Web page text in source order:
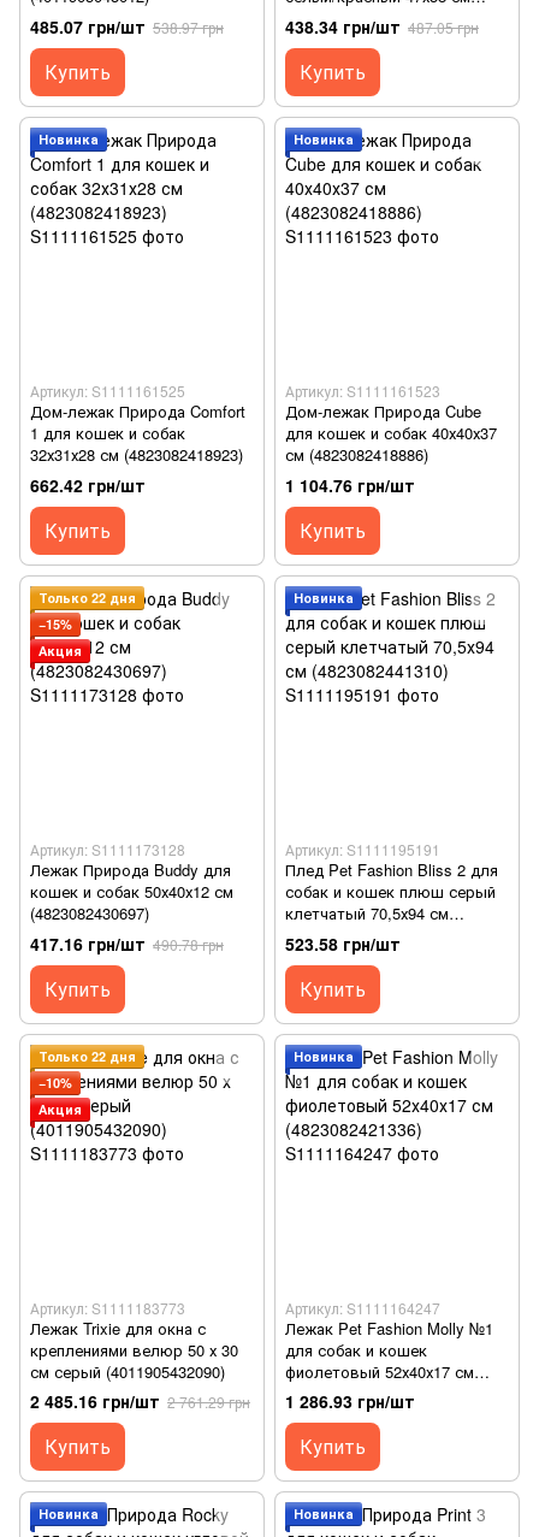
485.07 грн/шт 538.97 грн
Купить
(4011905028637)
438.34 грн/шт 487.05 грн
Купить
Новинка
Артикул: S1111161525
Дом-лежак Природа Comfort
1 для кошек и собак
32х31х28 см (4823082418923)
662.42 грн/шт
Купить
Новинка
Артикул: S1111161523
Дом-лежак Природа Cube
для кошек и собак 40х40х37
см (4823082418886)
1 104.76 грн/шт
Купить
Только 22 дня
−15%
Акция
Артикул: S1111173128
Лежак Природа Buddy для
кошек и собак 50х40х12 см
(4823082430697)
417.16 грн/шт 490.78 грн
Купить
Новинка
Артикул: S1111195191
Плед Pet Fashion Bliss 2 для
собак и кошек плюш серый
клетчатый 70,5х94 см
(4823082441310)
523.58 грн/шт
Купить
Только 22 дня
−10%
Акция
Артикул: S1111183773
Лежак Trixie для окна с
креплениями велюр 50 х 30
см серый (4011905432090)
2 485.16 грн/шт 2 761.29 грн
Купить
Новинка
Артикул: S1111164247
Лежак Pet Fashion Molly №1
для собак и кошек
фиолетовый 52х40х17 см
(4823082421336)
1 286.93 грн/шт
Купить
Новинка Новинка